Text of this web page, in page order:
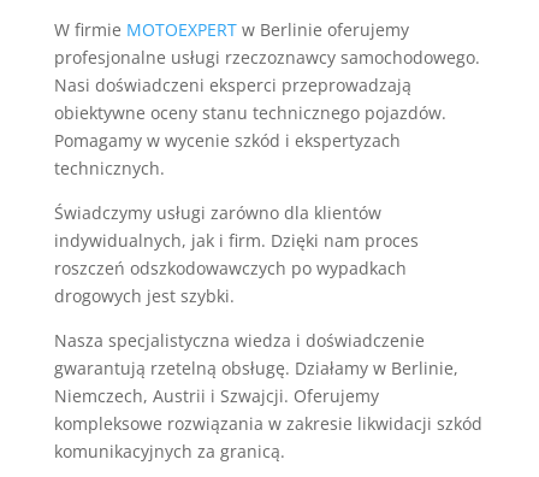
W firmie MOTOEXPERTw Berlinie oferujemy
profesjonalne usługi rzeczoznawcy samochodowego.
Nasi doświadczeni eksperci przeprowadzają
obiektywne oceny stanu technicznego pojazdów.
Pomagamy w wycenie szkód i ekspertyzach
technicznych.
Świadczymy usługi zarówno dla klientów
indywidualnych, jak i firm. Dzięki nam proces
roszczeń odszkodowawczych po wypadkach
drogowych jest szybki.
Nasza specjalistyczna wiedza i doświadczenie
gwarantują rzetelną obsługę. Działamy w Berlinie,
Niemczech, Austrii i Szwajcji. Oferujemy
kompleksowe rozwiązania w zakresie likwidacji szkód
komunikacyjnych za granicą.